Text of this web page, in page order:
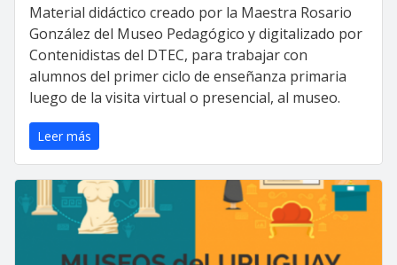
Material didáctico creado por la Maestra Rosario
González del Museo Pedagógico y digitalizado por
Contenidistas del DTEC, para trabajar con
alumnos del primer ciclo de enseñanza primaria
luego de la visita virtual o presencial, al museo.
Leer más